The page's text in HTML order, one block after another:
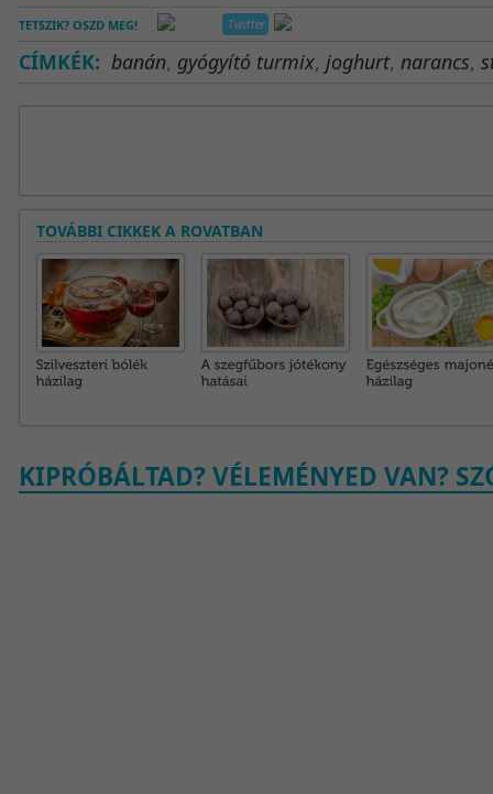
TETSZIK? OSZD MEG!
CÍMKÉK: banán, gyógyító turmix, joghurt, narancs,
TOVÁBBI CIKKEK A ROVATBAN
KIPRÓBÁLTAD? VÉLEMÉNYED VAN?